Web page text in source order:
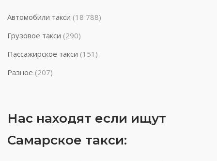
Автомобили такси (18 788)
Грузовое такси (290)
Пассажирское такси (151)
Разное (207)
Нас находят если ищут
Самарское такси: